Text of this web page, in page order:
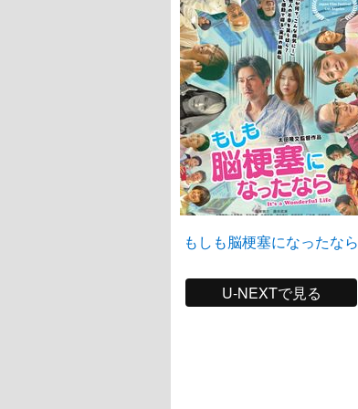
もしも脳梗塞になったなら
U-NEXTで見る